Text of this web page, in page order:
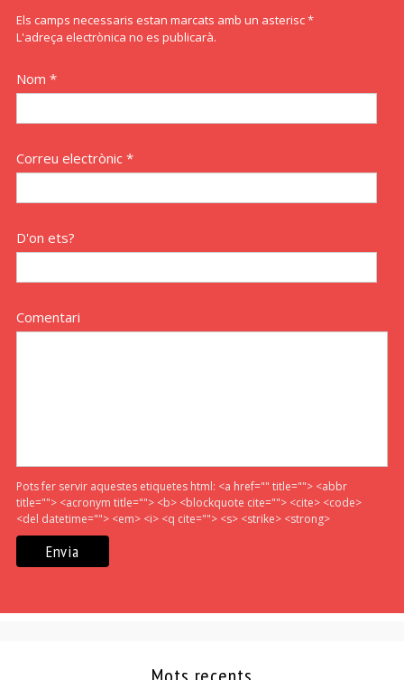
Els camps necessaris estan marcats amb un asterisc *
L'adreça electrònica no es publicarà.
Nom *
Correu electrònic *
D'on ets?
Comentari
Pots fer servir aquestes etiquetes html: <a href="" title=""> <abbr
title=""> <acronym title=""> <b> <blockquote cite=""> <cite> <code>
<del datetime=""> <em> <i> <q cite=""> <s> <strike> <strong>